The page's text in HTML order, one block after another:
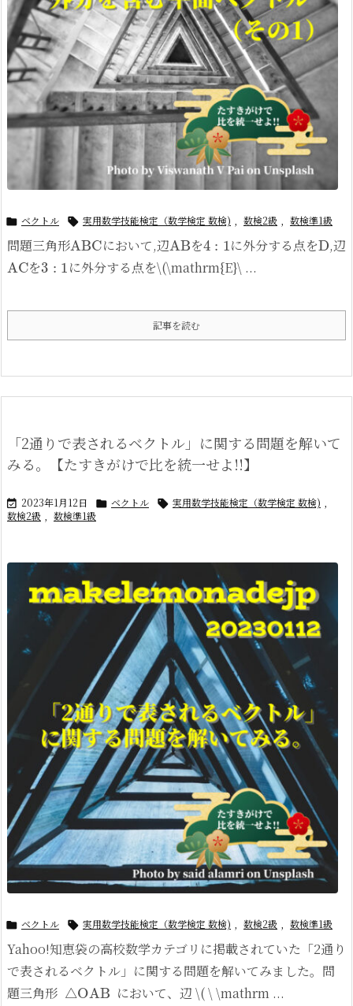
 ベクトル  実用数学技能検定（数学検定 数検) 数検2級 数検準1級
問題三角形
ABC
において,辺
AB
を
4
に外分する点を
D
,辺
AC
を
3 :1
に外分する点を\(\mathrm{E}\ ...
記事を読む
「2通りで表されるベクトル」に関する問題を解いて
みる。【たすきがけで比を統一せよ!!】
 2023年1月12日  ベクトル  実用数学技能検定（数学検定 数検)
数検2級
数検準1級
 ベクトル  実用数学技能検定（数学検定 数検) 数検2級 数検準1級
Yahoo!知恵袋の高校数学カテゴリに掲載されていた「2通り
で表されるベクトル」に関する問題を解いてみました。 問
題三角形
△ OAB
において、辺 \( \ \mathrm ...